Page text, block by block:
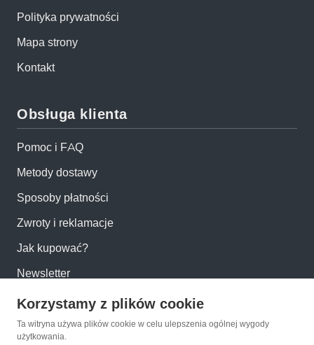
Polityka prywatności
Mapa strony
Kontakt
Obsługa klienta
Pomoc i FAQ
Metody dostawy
Sposoby płatności
Zwroty i reklamacje
Jak kupować?
Newsletter
Konto
Korzystamy z plików cookie
Ta witryna używa plików cookie w celu ulepszenia ogólnej wygody
użytkowania.